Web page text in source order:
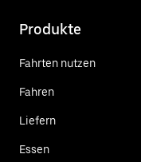
Produkte
Fahrten nutzen
Fahren
Liefern
Essen